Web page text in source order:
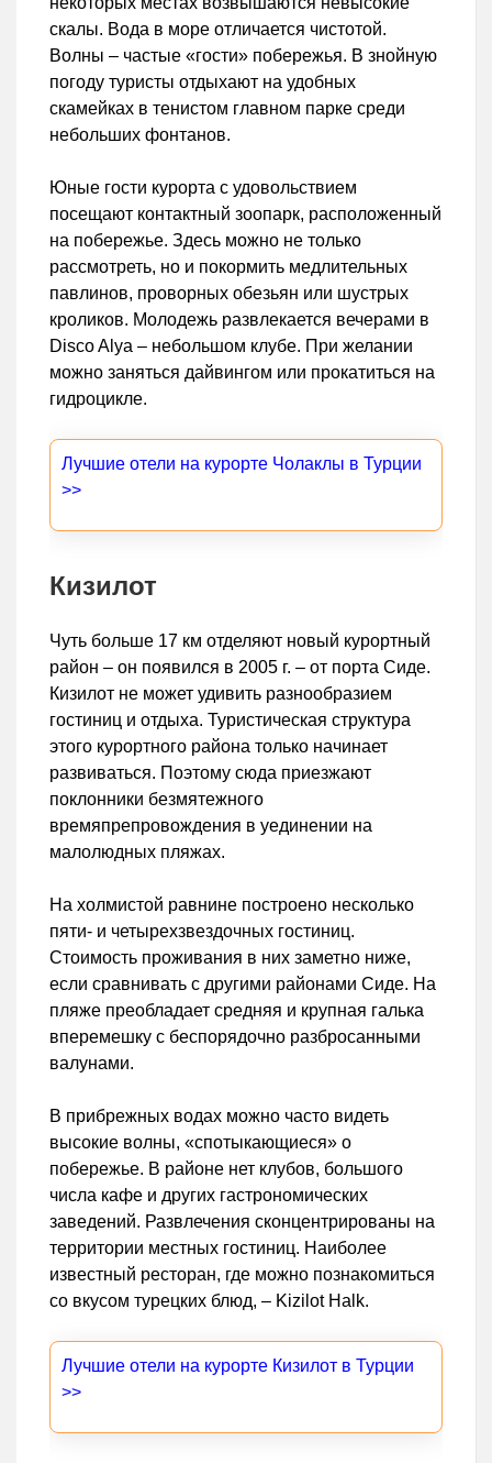
скалы. Вода в море отличается чистотой.
Волны – частые «гости» побережья. В знойную
погоду туристы отдыхают на удобных
скамейках в тенистом главном парке среди
небольших фонтанов.
Юные гости курорта с удовольствием
посещают контактный зоопарк, расположенный
на побережье. Здесь можно не только
рассмотреть, но и покормить медлительных
павлинов, проворных обезьян или шустрых
кроликов. Молодежь развлекается вечерами в
Disco Alya – небольшом клубе. При желании
можно заняться дайвингом или прокатиться на
гидроцикле.
Лучшие отели на курорте Чолаклы в Турции
>>
Кизилот
Чуть больше 17 км отделяют новый курортный
район – он появился в 2005 г. – от порта Сиде.
Кизилот не может удивить разнообразием
гостиниц и отдыха. Туристическая структура
этого курортного района только начинает
развиваться. Поэтому сюда приезжают
поклонники безмятежного
времяпрепровождения в уединении на
малолюдных пляжах.
На холмистой равнине построено несколько
пяти- и четырехзвездочных гостиниц.
Стоимость проживания в них заметно ниже,
если сравнивать с другими районами Сиде. На
пляже преобладает средняя и крупная галька
вперемешку с беспорядочно разбросанными
валунами.
В прибрежных водах можно часто видеть
высокие волны, «спотыкающиеся» о
побережье. В районе нет клубов, большого
числа кафе и других гастрономических
заведений. Развлечения сконцентрированы на
территории местных гостиниц. Наиболее
известный ресторан, где можно познакомиться
со вкусом турецких блюд, – Kizilot Halk.
Лучшие отели на курорте Кизилот в Турции
>>